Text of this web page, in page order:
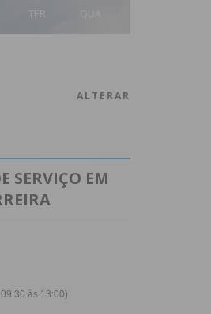
TER
ALTERAR
SERVIÇO EM